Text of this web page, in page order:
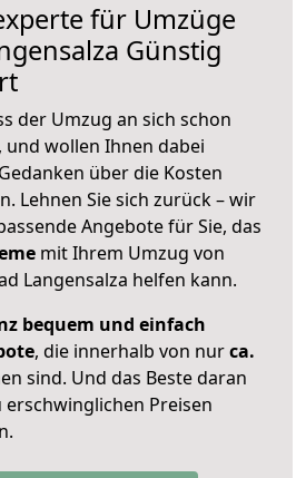
für Umzüge
Günstig
der Umzug an sich schon
wollen Ihnen dabei
über die Kosten
Lehnen Sie sich zurück – wir
Angebote für Sie, das
mit Ihrem Umzug von
Langensalza helfen kann.
bequem und einfach
, die innerhalb von nurca.
sind. Und das Beste daran
erschwinglichen Preisen